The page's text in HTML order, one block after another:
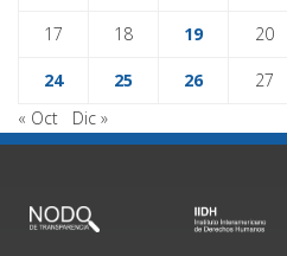
17 18 19 20
24 25 26 27
« Oct
Dic »